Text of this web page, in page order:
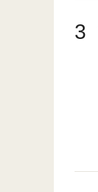
3